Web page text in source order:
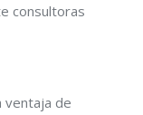
consultoras
ventaja de